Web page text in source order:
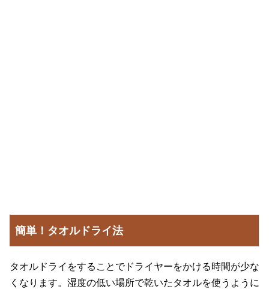
簡単！タオルドライ法
タオルドライをすることでドライヤーをかける時間が少な
くなります。湿度の低い場所で乾いたタオルを使うように